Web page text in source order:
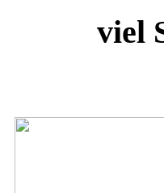
viel